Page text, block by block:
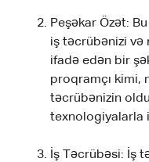
Peşəkar Özət:
iş təcrübənizi və
ifadə edən bir
proqramçı kimi,
təcrübənizin
texnologiyalarla
İş Təcrübəsi: İş